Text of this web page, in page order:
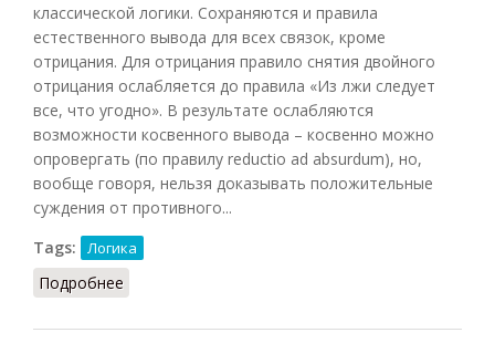
классической логики. Сохраняются и правила
естественного вывода для всех связок, кроме
отрицания. Для отрицания правило снятия двойного
отрицания ослабляется до правила «Из лжи следует
все, что угодно». В результате ослабляются
возможности косвенного вывода – косвенно можно
опровергать (по правилу reductio ad absurdum), но,
вообще говоря, нельзя доказывать положительные
суждения от противного...
Tags:
Логика
Подробнее